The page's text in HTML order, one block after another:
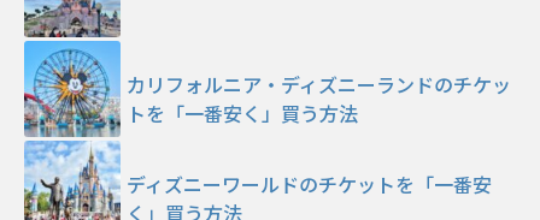
カリフォルニア・ディズニーランドのチケッ
トを「一番安く」買う方法
ディズニーワールドのチケットを「一番安
く」買う方法